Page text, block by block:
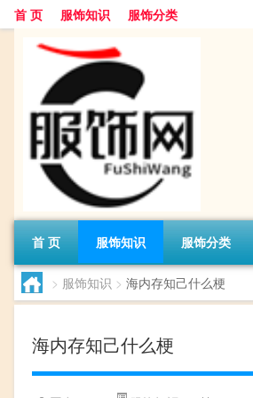
首 页 服饰知识 服饰分类
首 页 服饰知识 服饰分类
> 服饰知识 > 海内存知己什么梗
海内存知己什么梗